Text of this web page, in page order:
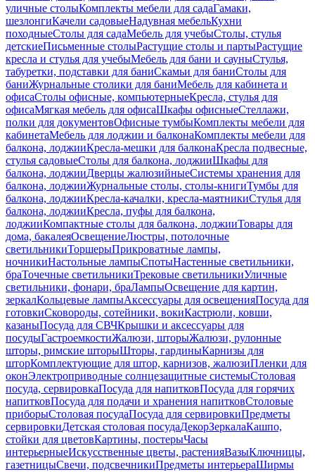
уличные столыКомплекты мебели для садаГамаки,
шезлонгиКачели садовыеНадувная мебельКухни
походныеСтолы для садаМебель для учебыСтолы, стулья
детскиеПисьменные столыРастущие столы и партыРастущие
кресла и стулья для учебыМебель для бани и сауныСтулья,
табуретки, подставки для баниСкамьи для баниСтолы для
баниЖурнальные столики для баниМебель для кабинета и
офисаСтолы офисные, компьютерныеКресла, стулья для
офисаМягкая мебель для офисаШкафы офисныеСтеллажи,
полки для документовОфисные тумбыКомплекты мебели для
кабинетаМебель для лоджии и балконаКомплекты мебели для
балкона, лоджииКресла-мешки для балконаКресла подвесные,
стулья садовыеСтолы для балкона, лоджииШкафы для
балкона, лоджииДверцы жалюзийныеСистемы хранения для
балкона, лоджииЖурнальные столы, столы-книгиТумбы для
балкона, лоджииКресла-качалки, кресла-маятникиСтулья для
балкона, лоджииКресла, пуфы для балкона,
лоджииКомпактные столы для балкона, лоджииТовары для
дома, бакалеяОсвещениеЛюстры, потолочные
светильникиТоршерыПрикроватные лампы,
ночникиНастольные лампыСпотыНастенные светильники,
браТочечные светильникиТрековые светильникиУличные
светильники, фонари, браЛампыОсвещение для картин,
зеркалКольцевые лампыАксессуары для освещенияПосуда для
готовкиСковороды, сотейники, вокиКастрюли, ковши,
казаныПосуда для СВЧКрышки и аксессуары для
посудыГастроемкостиЖалюзи, шторыЖалюзи, рулонные
шторы, римские шторыШторы, гардиныКарнизы для
шторКомплектующие для штор, карнизов, жалюзиПленки для
оконЭлектроприводные солнцезащитные системыСтоловая
посуда, сервировкаПосуда для напитковПосуда для горячих
напитковПосуда для подачи и хранения напитковСтоловые
приборыСтоловая посудаПосуда для сервировкиПредметы
сервировкиДетская столовая посудаДекорЗеркалаКашпо,
стойки для цветовКартины, постерыЧасы
интерьерныеИскусственные цветы, растенияВазыКлючницы,
газетницыСвечи, подсвечникиПредметы интерьераШирмы